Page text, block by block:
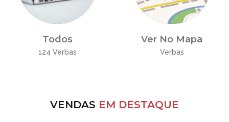
Todos
124 Verbas
Ver No Mapa
Verbas
VENDAS EM DESTAQUE